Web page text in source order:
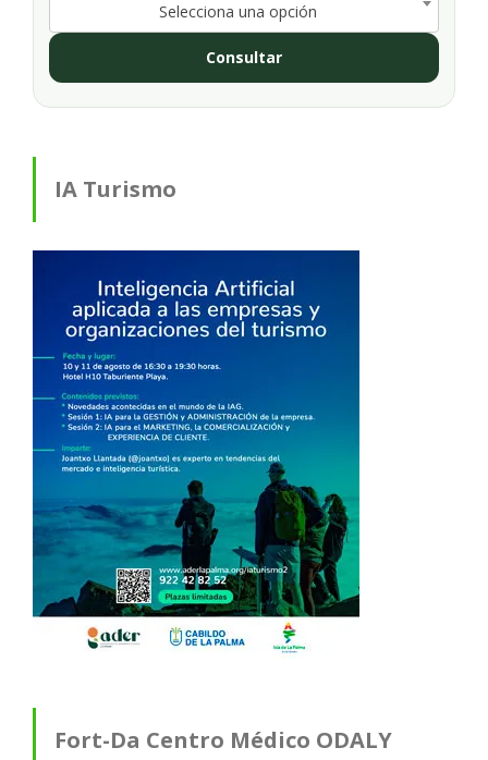
Selecciona una opción
Consultar
IA Turismo
Fort-Da Centro Médico ODALY